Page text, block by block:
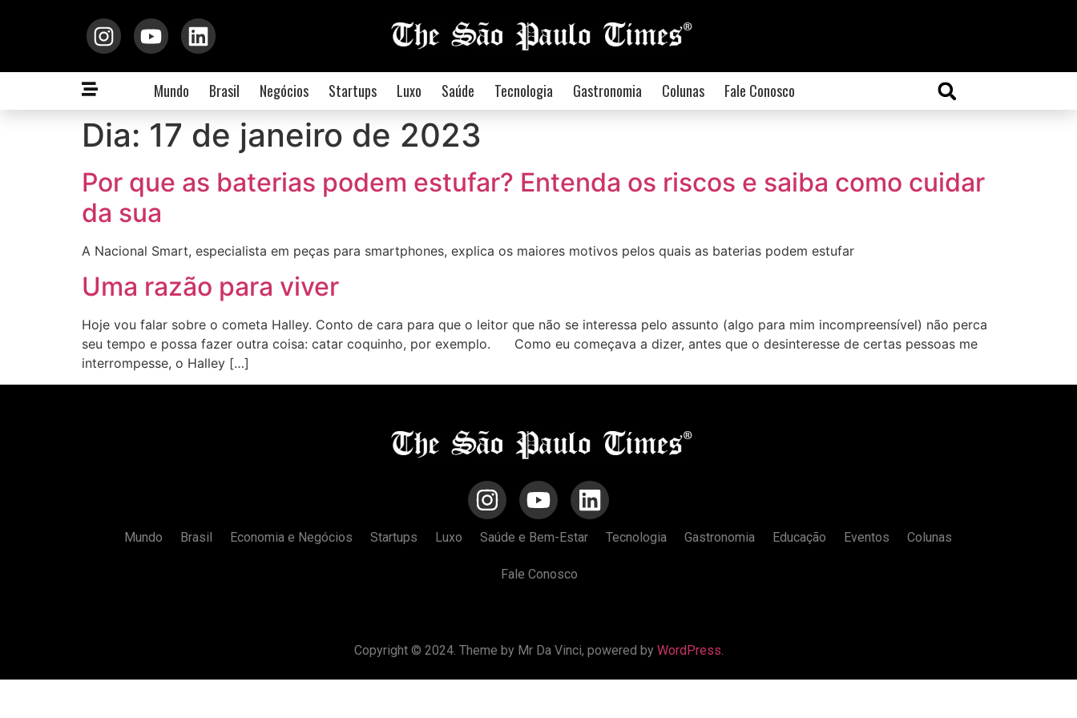
Mundo Brasil Negócios Startups Luxo Saúde Tecnologia Gastronomia Colunas Fale Conosco
Dia: 17 de janeiro de 2023
Por que as baterias podem estufar? Entenda os riscos e saiba como cuidar
da sua
A Nacional Smart, especialista em peças para smartphones, explica os maiores motivos pelos quais as baterias podem estufar
Uma razão para viver
Hoje vou falar sobre o cometa Halley. Conto de cara para que o leitor que não se interessa pelo assunto (algo para mim incompreensível) não perca
seu tempo e possa fazer outra coisa: catar coquinho, por exemplo. Como eu começava a dizer, antes que o desinteresse de certas pessoas me
interrompesse, o Halley […]
Mundo Brasil Economia e Negócios Startups Luxo Saúde e Bem-Estar Tecnologia Gastronomia Educação Eventos Colunas
Fale Conosco
Copyright © 2024. Theme by Mr Da Vinci, powered by WordPress